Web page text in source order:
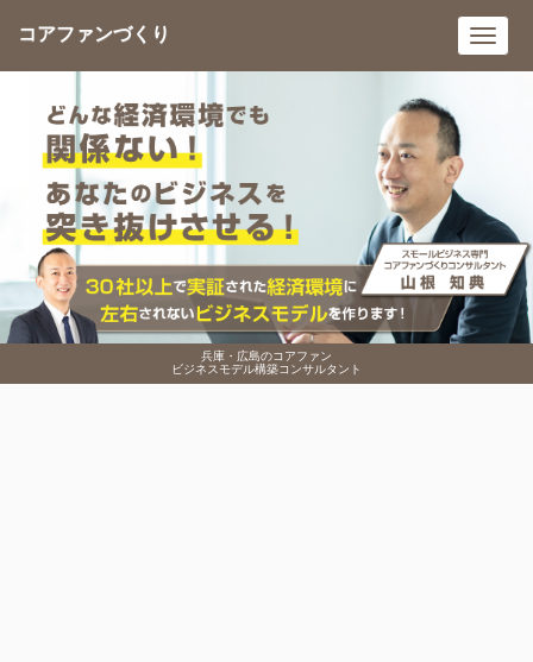
兵庫・広島のコアファン
ビジネスモデル構築コンサルタント
コアファンづくり